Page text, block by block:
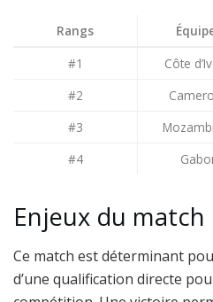
Rangs
#1
Côte
#2
#3
#4
Enjeux du match
Ce match est déterminant
d’une qualification directe